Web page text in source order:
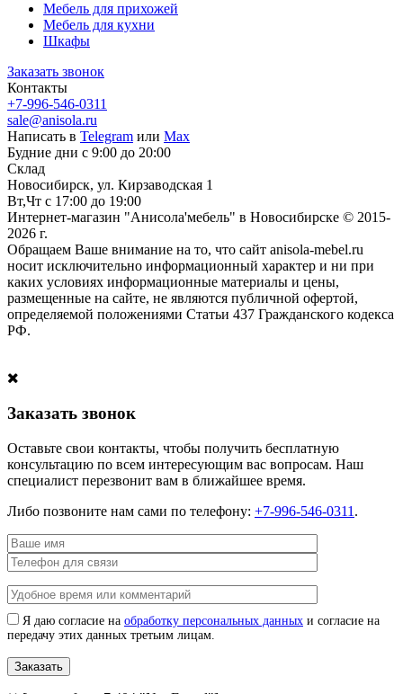
Мебель для прихожей
Мебель для кухни
Шкафы
Заказать звонок
Контакты
+7-996-546-0311
sale@anisola.ru
Написать в Telegram или Max
Будние дни с 9:00 до 20:00
Склад
Новосибирск, ул. Кирзаводская 1
Вт,Чт с 17:00 до 19:00
Интернет-магазин "Анисола'мебель" в Новосибирске © 2015-
2026 г.
Обращаем Ваше внимание на то, что сайт anisola-mebel.ru
носит исключительно информационный характер и ни при
каких условиях информационные материалы и цены,
размещенные на сайте, не являются публичной офертой,
определяемой положениями Статьи 437 Гражданского кодекса
РФ.
Заказать звонок
Оставьте свои контакты, чтобы получить бесплатную
консультацию по всем интересующим вас вопросам. Наш
специалист перезвонит вам в ближайшее время.
Либо позвоните нам сами по телефону: +7-996-546-0311 .
Я даю согласие на обработку персональных данных и согласие на
передачу этих данных третьим лицам.